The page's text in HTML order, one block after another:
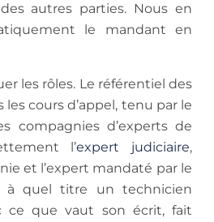
autres parties. Nous en
le mandant en
les rôles. Le référentiel des
cours d’appel, tenu par le
compagnies d’experts de
l’expert judiciaire,
et l’expert mandaté par le
à quel titre un technicien
ce que vaut son écrit, fait